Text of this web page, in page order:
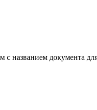
названием документа